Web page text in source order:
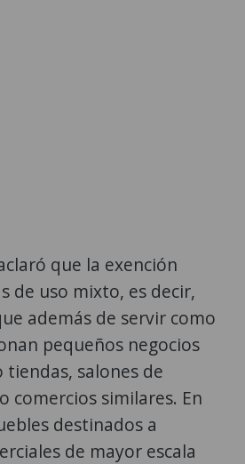
que la exención
de uso mixto, es decir,
además de servir como
pequeños negocios
salones de
comercios similares. En
destinados a
de mayor escala